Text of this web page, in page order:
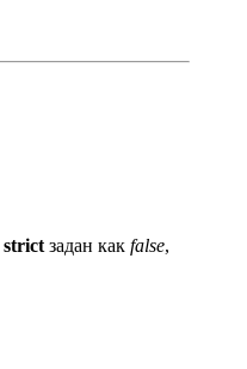
strict задан как false,